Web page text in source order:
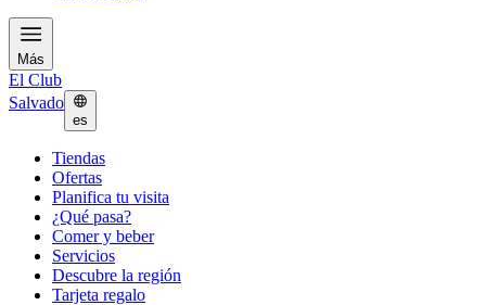
Más
El Club
Salvado
es
Tiendas
Ofertas
Planifica tu visita
¿Qué pasa?
Comer y beber
Servicios
Descubre la región
Tarjeta regalo